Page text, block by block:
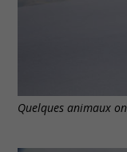
Quelques animaux